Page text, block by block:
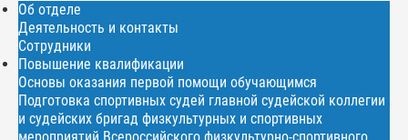
Об отделе
Деятельность и контакты
Сотрудники
Повышение квалификации
Основы оказания первой помощи обучающимся
Подготовка спортивных судей главной судейской коллегии
и судейских бригад физкультурных и спортивных